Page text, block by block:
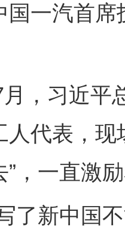
国一汽首
习近平
人代表，
”，一直激
新中国不